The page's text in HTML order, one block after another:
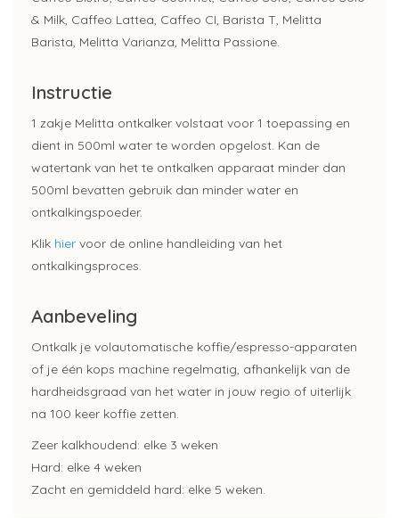
& Milk, Caffeo Lattea, Caffeo CI, Barista T, Melitta
Barista, Melitta Varianza, Melitta Passione.
Instructie
1 zakje Melitta ontkalker volstaat voor 1 toepassing en
dient in 500ml water te worden opgelost. Kan de
watertank van het te ontkalken apparaat minder dan
500ml bevatten gebruik dan minder water en
ontkalkingspoeder.
Klik hier voor de online handleiding van het
ontkalkingsproces.
Aanbeveling
Ontkalk je volautomatische koffie/espresso-apparaten
of je één kops machine regelmatig, afhankelijk van de
hardheidsgraad van het water in jouw regio of uiterlijk
na 100 keer koffie zetten.
Zeer kalkhoudend: elke 3 weken
Hard: elke 4 weken
Zacht en gemiddeld hard: elke 5 weken.